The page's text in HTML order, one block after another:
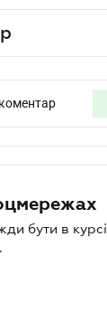
бути в курсі